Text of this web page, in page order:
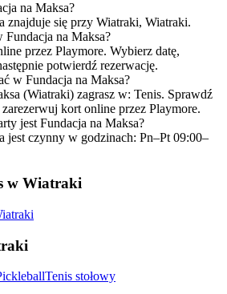
na Maksa?
znajduje się przy Wiatraki, Wiatraki.
Fundacja na Maksa?
przez Playmore. Wybierz datę,
potwierdź rezerwację.
w Fundacja na Maksa?
(Wiatraki) zagrasz w: Tenis. Sprawdź
kort online przez Playmore.
jest Fundacja na Maksa?
jest czynny w godzinach: Pn–Pt 09:00–
w Wiatraki
Tenis stołowy